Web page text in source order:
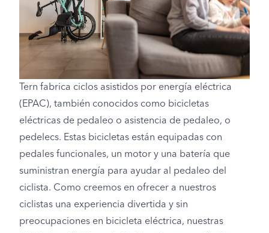
Tern fabrica ciclos asistidos por energía eléctrica
(EPAC), también conocidos como bicicletas
eléctricas de pedaleo o asistencia de pedaleo, o
pedelecs. Estas bicicletas están equipadas con
pedales funcionales, un motor y una batería que
suministran energía para ayudar al pedaleo del
ciclista. Como creemos en ofrecer a nuestros
ciclistas una experiencia divertida y sin
preocupaciones en bicicleta eléctrica, nuestras